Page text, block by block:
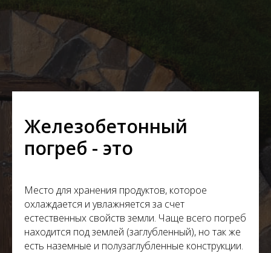
Железобетонный
погреб - это
Место для хранения продуктов, которое
охлаждается и увлажняется за счет
естественных свойств земли. Чаще всего погреб
находится под землей (заглубленный), но так же
есть наземные и полузаглубленные конструкции.